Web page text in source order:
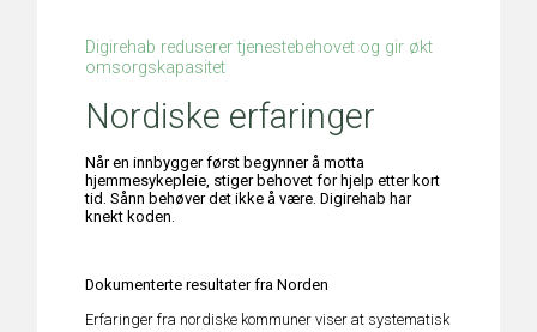
Digirehab reduserer tjenestebehovet og gir økt
omsorgskapasitet
Nordiske erfaringer
Når en innbygger først begynner å motta
hjemmesykepleie, stiger behovet for hjelp etter kort
tid. Sånn behøver det ikke å være. Digirehab har
knekt koden.
Dokumenterte resultater fra Norden
Erfaringer fra nordiske kommuner viser at systematisk